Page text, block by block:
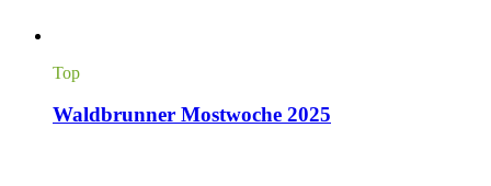
Top
Waldbrunner Mostwoche 2025